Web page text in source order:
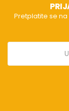
Pretplatite se